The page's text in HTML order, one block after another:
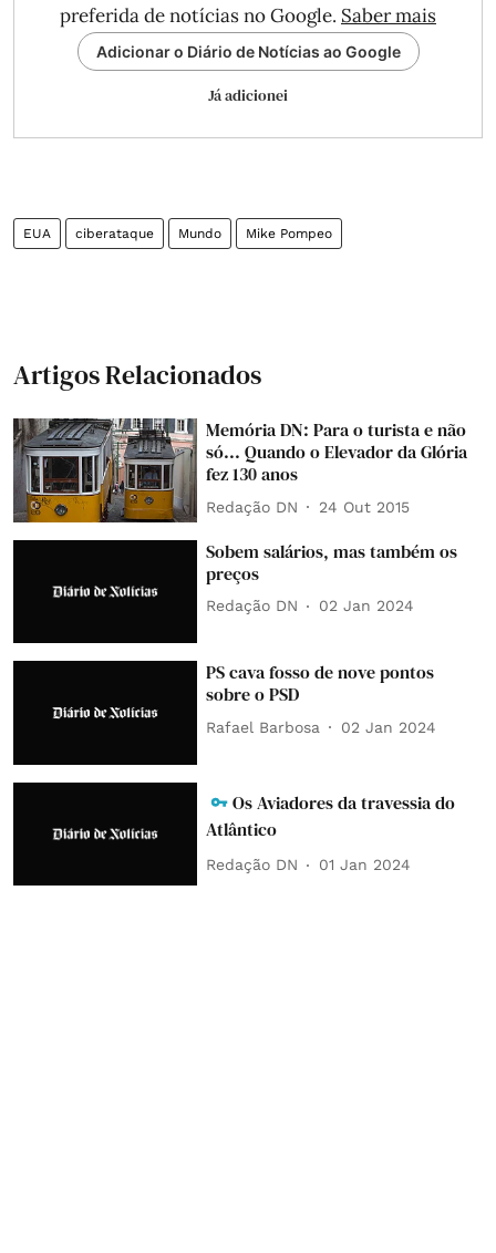
preferida de notícias no Google. Saber mais
Adicionar o Diário de Notícias ao Google
Já adicionei
EUA ciberataque Mundo Mike Pompeo
Artigos Relacionados
Memória DN: Para o turista e não
só... Quando o Elevador da Glória
fez 130 anos
Redação DN 24 Out 2015
Sobem salários, mas também os
preços
Redação DN 02 Jan 2024
PS cava fosso de nove pontos
sobre o PSD
Rafael Barbosa 02 Jan 2024
Os Aviadores da travessia do
Atlântico
Redação DN 01 Jan 2024